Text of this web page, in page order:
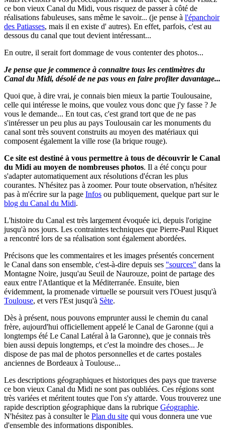
ce bon vieux Canal du Midi, vous risquez de passer à côté de
réalisations fabuleuses, sans même le savoir... (je pense à l'épanchoir
des Patiasses, mais il en existe d' autres). En effet, parfois, c'est au
dessous du canal que tout devient intéressant...
En outre, il serait fort dommage de vous contenter des photos...
Je pense que je commence à connaitre tous les centimètres du
Canal du Midi, désolé de ne pas vous en faire profiter davantage...
Quoi que, à dire vrai, je connais bien mieux la partie Toulousaine,
celle qui intéresse le moins, que voulez vous donc que j'y fasse ? Je
vous le demande... En tout cas, c'est grand tort que de ne pas
s'intéresser un peu plus au pays Toulousain car les monuments du
canal sont très souvent construits au moyen des matériaux qui
composent également la ville rose (la brique rouge).
Ce site est destiné à vous permettre à tous de découvrir le Canal
du Midi au moyen de nombreuses photos. Il a été conçu pour
s'adapter automatiquement aux résolutions d'écran les plus
courantes. N'hésitez pas à zoomer. Pour toute observation, n'hésitez
pas à m'écrire sur la page Infos ou publiquement, quelque part sur le
blog du Canal du Midi.
L'histoire du Canal est très largement évoquée ici, depuis l'origine
jusqu'à nos jours. Les contraintes techniques que Pierre-Paul Riquet
a rencontré lors de sa réalisation sont également abordées.
Précisons que les commentaires et les images présentés concernent
le Canal dans son ensemble, c'est-à-dire depuis ses "sources" dans la
Montagne Noire, jusqu'au Seuil de Naurouze, point de partage des
eaux entre l'Atlantique et la Méditerranée. Ensuite, bien
évidemment, la promenade virtuelle se poursuit vers l'Ouest jusqu'à
Toulouse, et vers l'Est jusqu'à Sète.
Dès à présent, nous pouvons emprunter aussi le chemin du canal
frère, aujourd'hui officiellement appelé le Canal de Garonne (qui a
longtemps été Le Canal Latéral à la Garonne), que je connais très
bien aussi depuis longtemps, et c'est la moindre des choses... Je
dispose de pas mal de photos personnelles et de cartes postales
anciennes de Bordeaux à Toulouse...
Les descriptions géographiques et historiques des pays que traverse
ce bon vieux Canal du Midi ne sont pas oubliées. Ces régions sont
très variées et méritent toutes que l'on s'y attarde. Vous trouverez une
rapide description géographique dans la rubrique Géographie.
N'hésitez pas à consulter le Plan du site qui vous donnera une vue
d'ensemble des informations disponibles.